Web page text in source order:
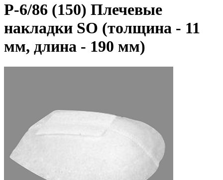
Р-6/86 (150) Плечевые
накладки SO (толщина - 11
мм, длина - 190 мм)